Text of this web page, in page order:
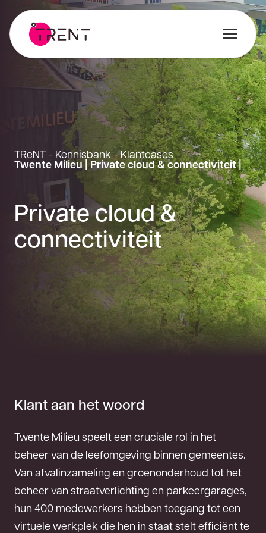
TReNT - Kennisbank - Klantcases -
Twente Milieu | Private cloud & connectiviteit |
Private cloud &
connectiviteit
Klant aan het woord
Twente Milieu speelt een cruciale rol in het
beheer van de leefomgeving binnen gemeentes.
Van afvalinzameling en groenonderhoud tot het
beheer van straatverlichting en parkeergarages,
hun 400 medewerkers hebben toegang tot een
virtuele werkplek die hen in staat stelt efficiënt te